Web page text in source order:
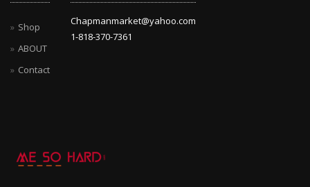
Shop
ABOUT
Contact
Chapmanmarket@yahoo.com
1-818-370-7361